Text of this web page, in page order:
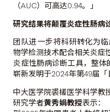
（AUC）可高达0.94。」
研究结果将颠覆炎症性肠病
团队进一步将科研转化为
物学检测技术配合相关炎症
炎症性肠病诊断工具，整体
崭新发明于2024年第49届「
中大医学院裘槎医学科学教
研究学者黄秀娟教授表示：